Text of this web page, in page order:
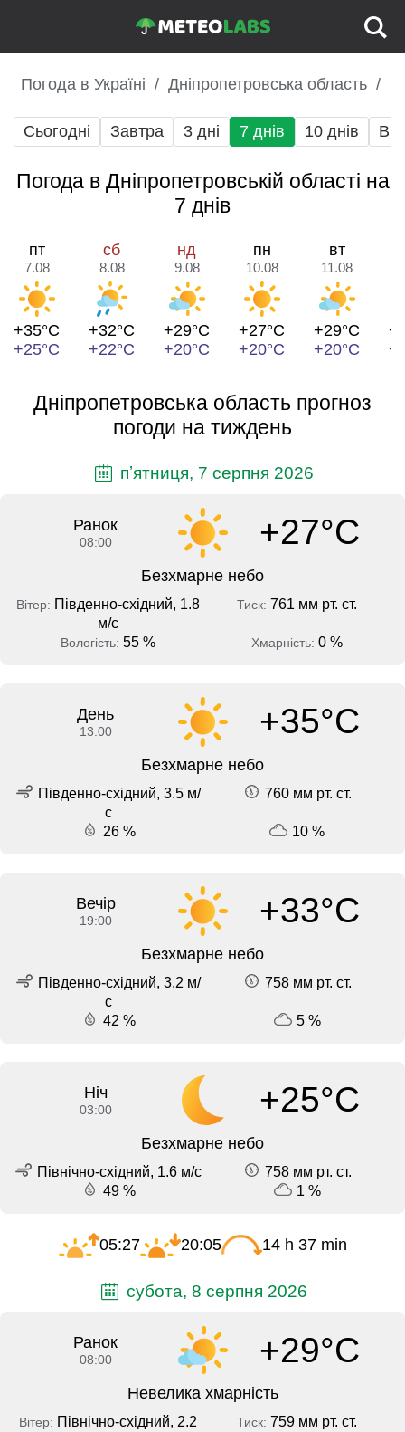
Погода в Україні Дніпропетровська область
Сьогодні Завтра 3 дні 7 днів 10 днів
Погода в Дніпропетровській області на
7 днів
пт
7.08
+35°C
+25°C
сб
8.08
+32°C
+22°C
нд
9.08
+29°C
+20°C
пн
10.08
+27°C
+20°C
вт
11.08
+29°C
+20°C
Дніпропетровська область прогноз
погоди на тиждень
пʼятниця, 7 серпня 2026
Ранок
08:00 +27°C
Безхмарне небо
Вітер: Південно-східний, 1.8
м/с
Тиск: 761 мм рт. ст.
Вологість: 55 % Хмарність: 0 %
День
13:00 +35°C
Безхмарне небо
Південно-східний, 3.5 м/
с
760 мм рт. ст.
26 % 10 %
Вечір
19:00 +33°C
Безхмарне небо
Південно-східний, 3.2 м/
с
758 мм рт. ст.
42 % 5 %
Ніч
03:00 +25°C
Безхмарне небо
Північно-східний, 1.6 м/с
758 мм рт. ст.
49 %
1 %
05:27 20:05 14 h 37 min
субота, 8 серпня 2026
Ранок
08:00 +29°C
Невелика хмарність
Вітер: Північно-східний, 2.2
Тиск: 759 мм рт. ст.